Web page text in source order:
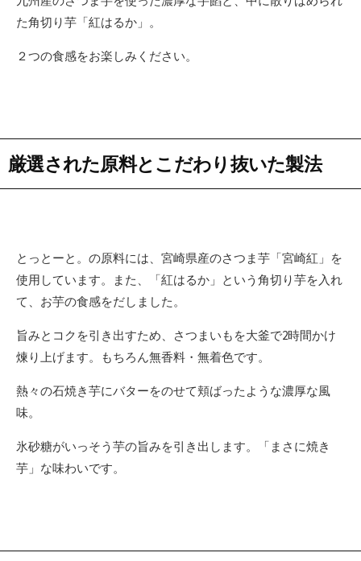
た角切り芋「紅はるか」。
２つの食感をお楽しみください。
厳選された原料とこだわり抜いた製法
とっとーと。の原料には、宮崎県産のさつま芋「宮崎紅」を
使用しています。また、「紅はるか」という角切り芋を入れ
て、お芋の食感をだしました。
旨みとコクを引き出すため、さつまいもを大釜で2時間かけ
煉り上げます。もちろん無香料・無着色です。
熱々の石焼き芋にバターをのせて頬ばったような濃厚な風
味。
氷砂糖がいっそう芋の旨みを引き出します。「まさに焼き
芋」な味わいです。